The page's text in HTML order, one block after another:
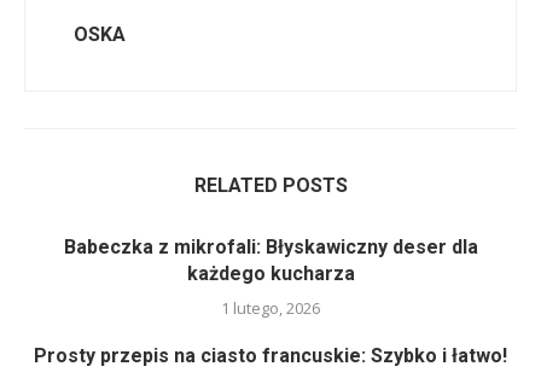
OSKA
RELATED POSTS
Babeczka z mikrofali: Błyskawiczny deser dla
każdego kucharza
1 lutego, 2026
Prosty przepis na ciasto francuskie: Szybko i łatwo!